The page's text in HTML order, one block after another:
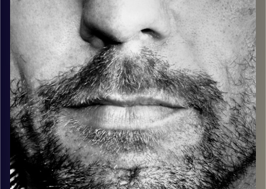
כל מה שחי, אמיתי ונושם.
עם שמוליק רגב.
קרדיט תמונות: David Goehring